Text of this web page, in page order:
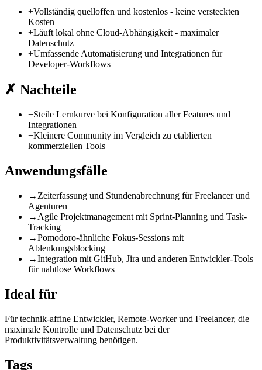
+Vollständig quelloffen und kostenlos - keine versteckten
Kosten
+Läuft lokal ohne Cloud-Abhängigkeit - maximaler
Datenschutz
+Umfassende Automatisierung und Integrationen für
Developer-Workflows
✗ Nachteile
−Steile Lernkurve bei Konfiguration aller Features und
Integrationen
−Kleinere Community im Vergleich zu etablierten
kommerziellen Tools
Anwendungsfälle
→ Zeiterfassung und Stundenabrechnung für Freelancer und
Agenturen
→ Agile Projektmanagement mit Sprint-Planning und Task-
Tracking
→Pomodoro-ähnliche Fokus-Sessions mit
Ablenkungsblocking
→Integration mit GitHub, Jira und anderen Entwickler-Tools
für nahtlose Workflows
Ideal für
Für technik-affine Entwickler, Remote-Worker und Freelancer, die
maximale Kontrolle und Datenschutz bei der
Produktivitätsverwaltung benötigen.
Tags